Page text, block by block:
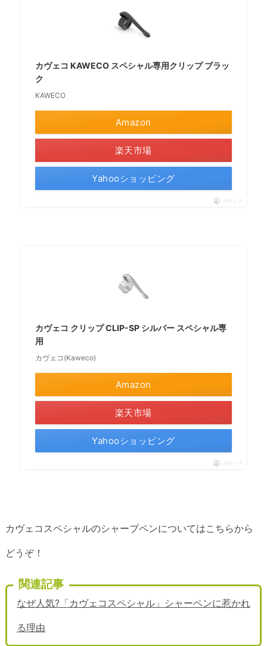
カヴェコ KAWECO スペシャル専用クリップ ブラッ
ク
KAWECO
Amazon
楽天市場
Yahooショッピング
ポチップ
カヴェコ クリップ CLIP-SP シルバー スペシャル専
用
カヴェコ(Kaweco)
Amazon
楽天市場
Yahooショッピング
ポチップ
カヴェコスペシャルのシャープペンについてはこちらから
どうぞ！
関連記事
なぜ人気?「カヴェコスペシャル」シャーペンに惹かれ
る理由